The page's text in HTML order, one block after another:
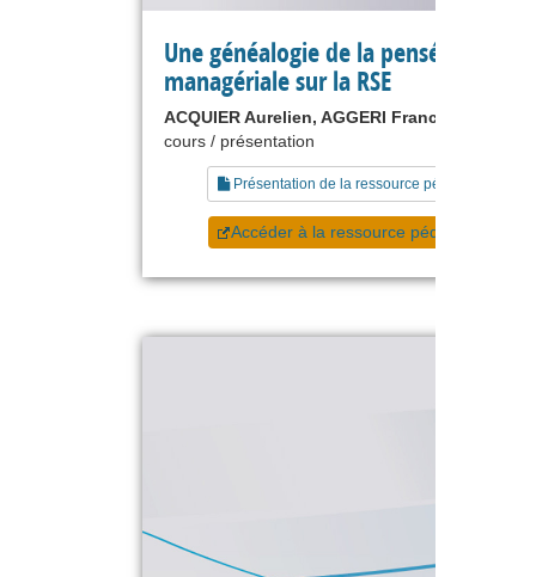
Une généalogie de la pensée
managériale sur la RSE
ACQUIER Aurelien, AGGERI Franck
cours / présentation
Présentation de la ressource pédagogique
Accéder à la ressource pédagogique